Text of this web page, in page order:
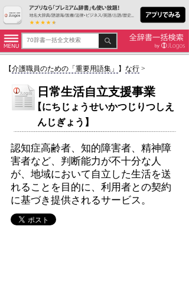
【介護職員のための「重要用語集」 】 な行>
日常生活自立支援事業
【にちじょうせいかつじりつしえ
んじぎょう】
認知症高齢者、知的障害者、精神障
害者など、判断能力が不十分な人
が、地域において自立した生活を送
れることを目的に、利用者との契約
に基づき提供されるサービス。